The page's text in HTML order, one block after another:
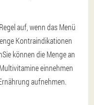
auf, wenn das Menü
Kontraindikationen
Sie können die Menge an
einnehmen
aufnehmen.